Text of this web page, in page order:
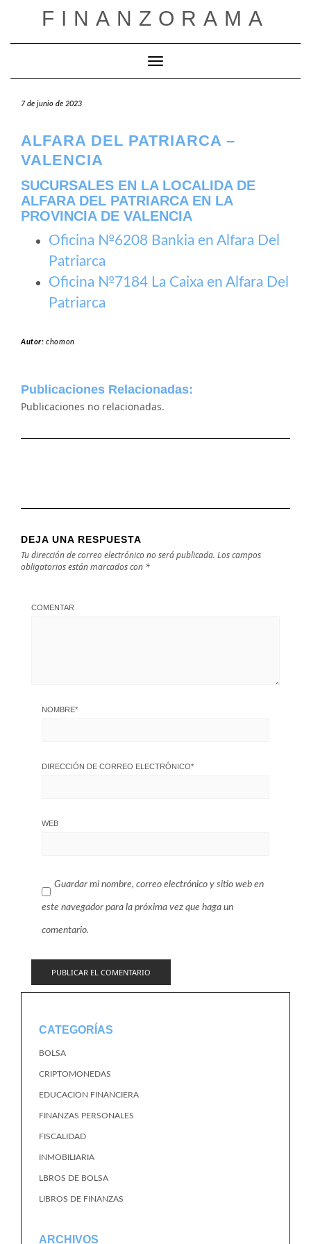
FINANZORAMA
Cambiar modo de navegación
7 de junio de 2023
ALFARA DEL PATRIARCA –
VALENCIA
SUCURSALES EN LA LOCALIDA DE
ALFARA DEL PATRIARCA EN LA
PROVINCIA DE VALENCIA
Oficina №6208 Bankia en Alfara Del
Patriarca
Oficina №7184 La Caixa en Alfara Del
Patriarca
Autor:chomon
Publicaciones Relacionadas:
Publicaciones no relacionadas.
DEJA UNA RESPUESTA
Tu dirección de correo electrónico no será publicada. Los campos
obligatorios están marcados con *
COMENTAR
NOMBRE*
DIRECCIÓN DE CORREO ELECTRÓNICO*
WEB
Guardar mi nombre, correo electrónico y sitio web en
este navegador para la próxima vez que haga un
comentario.
CATEGORÍAS
BOLSA
CRIPTOMONEDAS
EDUCACION FINANCIERA
FINANZAS PERSONALES
FISCALIDAD
INMOBILIARIA
LBROS DE BOLSA
LIBROS DE FINANZAS
ARCHIVOS